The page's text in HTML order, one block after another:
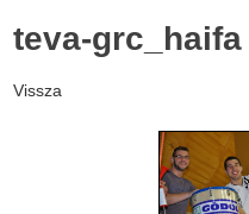
teva-grc_haifa
Vissza